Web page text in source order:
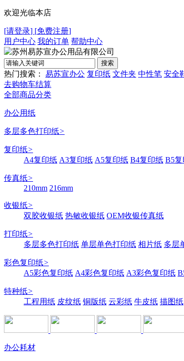
欢迎光临本店
[请登录] [免费注册]
用户中心 我的订单 帮助中心
热门搜索： 易苏宣办公 复印纸 文件夹 中性笔 安全
去购物车结算
全部商品分类
办公用纸
多层多色打印纸>
复印纸>
A4复印纸 A3复印纸 A5复印纸 B4复印纸 B5
传真纸>
210mm 216mm
收银纸>
双胶收银纸 热敏收银纸 OEM收银传真纸
打印纸>
多层多色打印纸 单层单色打印纸 相片纸 多层
彩色复印纸>
A5彩色复印纸 A4彩色复印纸 A3彩色复印纸
特种纸>
工程用纸 皮纹纸 铜版纸 云彩纸 牛皮纸 描图纸
办公耗材